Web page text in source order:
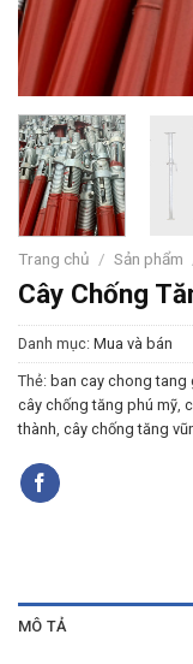
Trang chủ / Sản phẩm
Cây Chống
Danh mục: Mua và bán
Thẻ: ban cay chong tang
cây chống tăng phú mỹ,
thành, cây chống tăng
MÔ TẢ